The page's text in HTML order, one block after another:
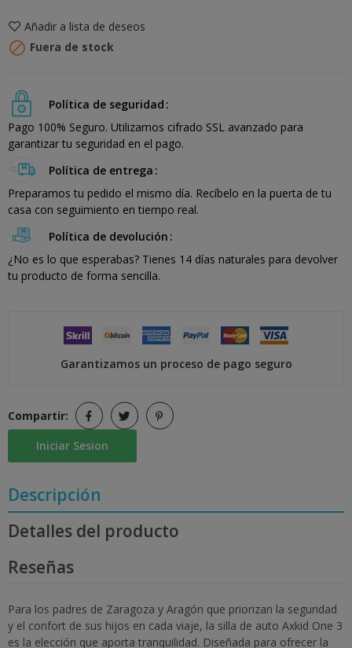
Añadir a lista de deseos
 Fuera de stock
Política de seguridad
Pago 100% Seguro. Utilizamos cifrado SSL avanzado para
garantizar tu seguridad en el pago.
Política de entrega
Preparamos tu pedido el mismo día. Recíbelo en la puerta de tu
casa con seguimiento en tiempo real.
Política de devolución
¿No es lo que esperabas? Tienes 14 días naturales para devolver
tu producto de forma sencilla.
Garantizamos un proceso de pago seguro
Compartir:
Iniciar Sesion
Descripción
Detalles del producto
Reseñas
Para los padres de Zaragoza y Aragón que priorizan la seguridad
y el confort de sus hijos en cada viaje, la silla de auto Axkid One 3
es la elección que aporta tranquilidad. Diseñada para ofrecer la